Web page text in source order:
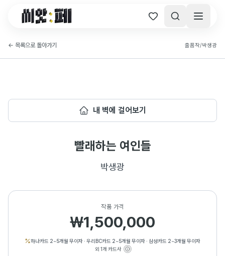
씨앗페 온라인 홈
← 목록으로 돌아가기 출품작/박생광
내 벽에 걸어보기
빨래하는 여인들
박생광
작품 가격
₩1,500,000
하나카드 2~5개월 무이자· 우리BC카드 2~5개월 무이자· 삼성카드 2~3개월 무이자
외 1개 카드사